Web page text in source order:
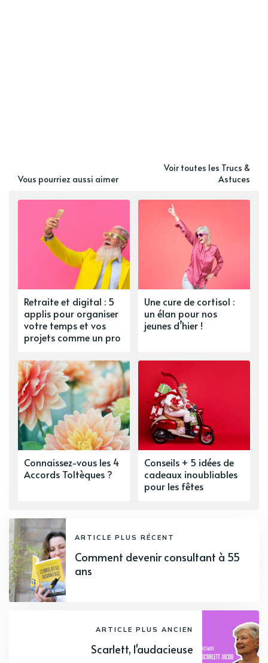
Vous pourriez aussi aimer
Voir toutes les Trucs &
Astuces
Retraite et digital : 5
applis pour organiser
votre temps et vos
projets comme un pro
Une cure de cortisol :
un élan pour nos
jeunes d’hier !
Connaissez-vous les 4
Accords Toltèques ?
Conseils + 5 idées de
cadeaux inoubliables
pour les fêtes
ARTICLE PLUS RÉCENT
Comment devenir consultant à 55
ans
ARTICLE PLUS ANCIEN
Scarlett, l'audacieuse